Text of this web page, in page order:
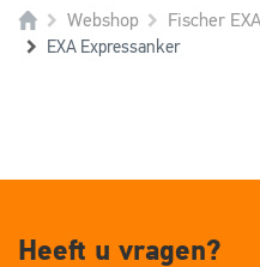
Webshop Fischer
EXA Expressanker
Heeft u vragen?